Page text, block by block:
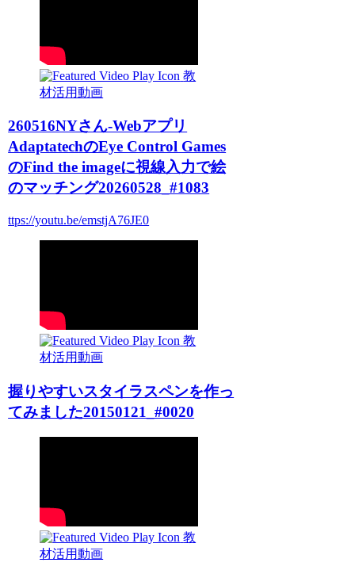
教
材活用動画
260516NYさん-Webアプリ
AdaptatechのEye Control Games
のFind the imageに視線入力で絵
のマッチング20260528_#1083
ttps://youtu.be/emstjA76JE0
教
材活用動画
握りやすいスタイラスペンを作っ
てみました20150121_#0020
教
材活用動画